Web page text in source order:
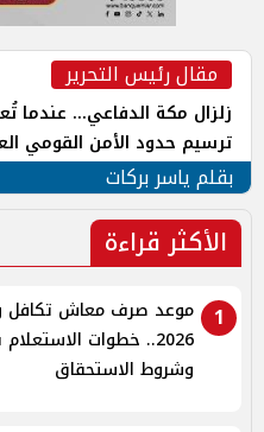
مقال رئيس التحرير
زلزال مكة الدفاعي... عندما
ترسيم حدود الأمن القومي
بقلم ياسر بركات
الأكثر قراءة
1
موعد صرف معاش
2026.. خطوات
وشروط الاستحقاق